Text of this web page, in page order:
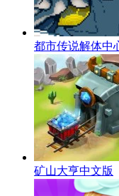
都市传说解体中
矿山大亨中文版